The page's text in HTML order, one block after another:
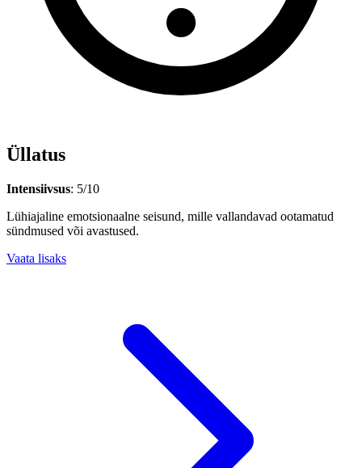
Üllatus
Intensiivsus: 5/10
Lühiajaline emotsionaalne seisund, mille vallandavad ootamatud
sündmused või avastused.
Vaata lisaks